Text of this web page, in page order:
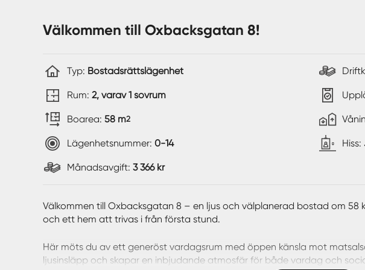
Välkommen till Oxbacksgatan 8!
Typ: Bostadsrättslägenhet
Rum: 2, varav 1 sovrum
Boarea: 58 m2
Lägenhetsnummer: 0-14
Månadsavgift: 3 366 kr
Hiss:
Välkommen till Oxbacksgatan 8 – en ljus och välplanerad bostad om
och ett hem att trivas i från första stund.
Här möts du av ett generöst vardagsrum med öppen känsla mot
ljusinsläpp och skapar en inbjudande atmosfär för både vardag och